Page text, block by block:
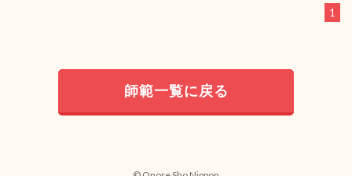
1
師範一覧に戻る